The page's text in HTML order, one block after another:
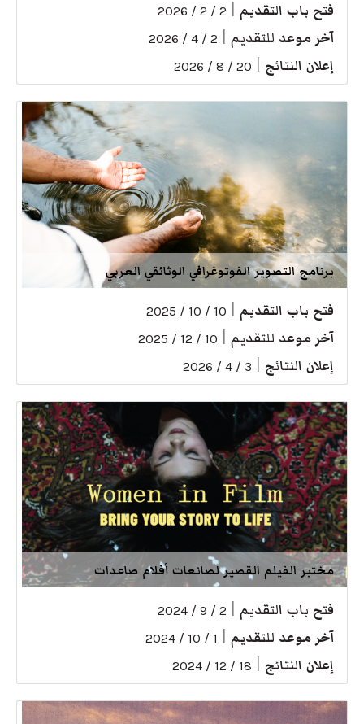
فتح باب التقديم 2 / 2 / 2026
آخر موعد للتقديم 2 / 4 / 2026
إعلان النتائج 20 / 8 / 2026
برنامج التصوير الفوتوغرافي الوثائقي العربي
فتح باب التقديم 10 / 10 / 2025
آخر موعد للتقديم 10 / 12 / 2025
إعلان النتائج 3 / 4 / 2026
مختبر الفيلم القصير لصانعات أفلام صاعدات
فتح باب التقديم 2 / 9 / 2024
آخر موعد للتقديم 1 / 10 / 2024
إعلان النتائج 18 / 12 / 2024